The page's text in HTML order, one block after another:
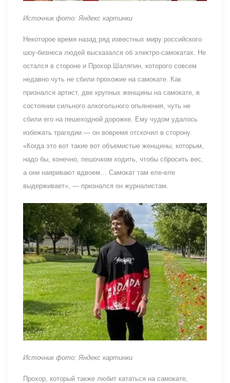
Источник фото: Яндекс картинки
Некоторое время назад ряд известных миру российского
шоу-бизнеса людей высказался об электро-самокатах. Не
остался в стороне и Прохор Шаляпин, которого совсем
недавно чуть не сбили прохожие на самокате. Как
признался артист, две крупных женщины на самокате, в
состоянии сильного алкогольного опьянения, чуть не
сбили его на пешеходной дорожке. Ему чудом удалось
избежать трагедии — он вовремя отскочил в сторону.
«Когда это вот такие вот объемистые женщины, которым,
надо бы, конечно, пешочком ходить, чтобы сбросить вес,
а они наяривают вдвоем… Самокат там еле-еле
выдерживает», — признался он журналистам.
Источник фото: Яндекс картинки
Прохор, который также любит кататься на самокате,